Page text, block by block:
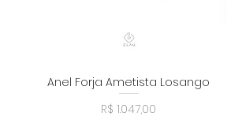
Visualização rápida
Anel Forja Ametista Losango
Preço
R$ 1.047,00